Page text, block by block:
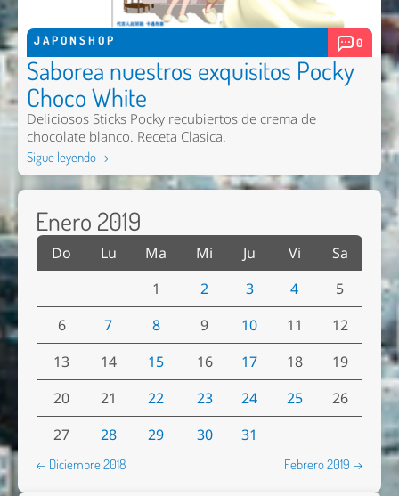
JAPONSHOP 0
Saborea nuestros exquisitos Pocky
Choco White
Deliciosos Sticks Pocky recubiertos de crema de
chocolate blanco. Receta Clasica.
Sigue leyendo →
Enero 2019
Do Lu Ma Mi Ju Vi
Sa
1
2 3 4
5
6
7 8 9 10 11
12
13
14 15 16 17 18
19
20
21 22 23 24 25
26
27
28 29 30 31
← Diciembre 2018 Febrero 2019 →